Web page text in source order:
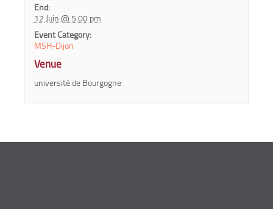
End:
12 Juin @ 5:00 pm
Event Category:
MSH-Dijon
Venue
université de Bourgogne